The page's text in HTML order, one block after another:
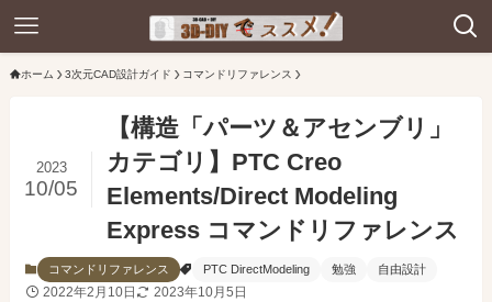
ホーム 3次元CAD設計ガイド コマンドリファレンス
【構造「パーツ＆アセンブリ」
カテゴリ】PTC Creo
Elements/Direct Modeling
Express コマンドリファレンス
2023
10/05
コマンドリファレンス PTC DirectModeling 勉強 自由設計
2022年2月10日 2023年10月5日